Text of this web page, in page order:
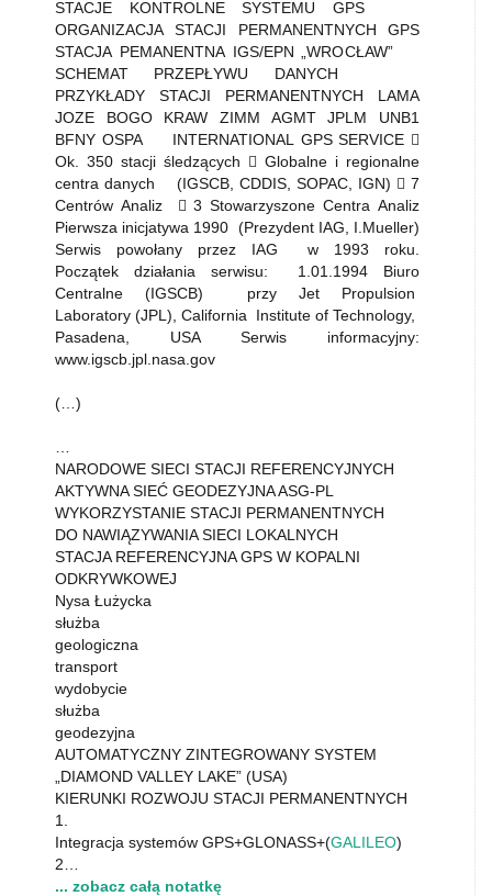
STACJE KONTROLNE SYSTEMU GPS
ORGANIZACJA STACJI PERMANENTNYCH GPS
STACJA PEMANENTNA IGS/EPN „WROCŁAW”
SCHEMAT PRZEPŁYWU DANYCH
PRZYKŁADY STACJI PERMANENTNYCH LAMA
JOZE BOGO KRAW ZIMM AGMT JPLM UNB1
BFNY OSPA INTERNATIONAL GPS SERVICE 
Ok. 350 stacji śledzących  Globalne i regionalne
centra danych (IGSCB, CDDIS, SOPAC, IGN)  7
Centrów Analiz  3 Stowarzyszone Centra Analiz
Pierwsza inicjatywa 1990 (Prezydent IAG, I.Mueller)
Serwis powołany przez IAG w 1993 roku.
Początek działania serwisu: 1.01.1994 Biuro
Centralne (IGSCB) przy Jet Propulsion
Laboratory (JPL), California Institute of Technology,
Pasadena, USA Serwis informacyjny:
www.igscb.jpl.nasa.gov
(…)
NARODOWE SIECI STACJI REFERENCYJNYCH
AKTYWNA SIEĆ GEODEZYJNA ASG-PL
WYKORZYSTANIE STACJI PERMANENTNYCH
DO NAWIĄZYWANIA SIECI LOKALNYCH
STACJA REFERENCYJNA GPS W KOPALNI
ODKRYWKOWEJ
Nysa Łużycka
służba
geologiczna
transport
wydobycie
służba
geodezyjna
AUTOMATYCZNY ZINTEGROWANY SYSTEM
„DIAMOND VALLEY LAKE” (USA)
KIERUNKI ROZWOJU STACJI PERMANENTNYCH
1.
Integracja systemów GPS+GLONASS+(GALILEO)
2…
... zobacz całą notatkę